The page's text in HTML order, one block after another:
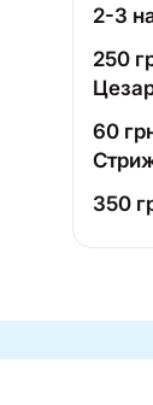
2-3
250
60
350